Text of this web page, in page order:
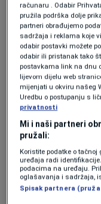
╰┈➤ Program
UŽIVO naovom
Android/
Više tema kao
USHL BH. HOKEJ
računaru . Odabir
pružila podrška dolje
partneri obrađujemo
sadržaja i reklama koje
odabir postavki možete
odabir ili pristanak tako
postavkama link na dnu
lijevom dijelu web
mijenjati u okviru našeg
Uredbu o postupanju s
privatnosti
Mi i naši partneri
pružali:
Koristite podatke o
uređaja radi
podacima na uređaju.
oglašavanja i sadržaja,
Spisak partnera